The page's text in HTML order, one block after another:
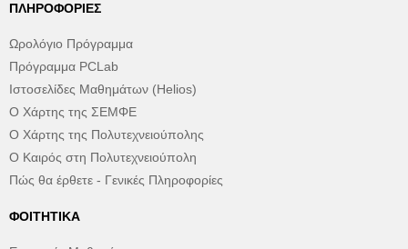
ΠΛΗΡΟΦΟΡΊΕΣ
Ωρολόγιο Πρόγραμμα
Πρόγραμμα PCLab
Ιστοσελίδες Μαθημάτων (Helios)
Ο Χάρτης της ΣΕΜΦΕ
Ο Χάρτης της Πολυτεχνειούπολης
Ο Καιρός στη Πολυτεχνειούπολη
Πώς θα έρθετε - Γενικές Πληροφορίες
ΦΟΙΤΗΤΙΚΆ